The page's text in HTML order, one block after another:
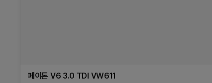
페이톤 V6 3.0 TDI VW611